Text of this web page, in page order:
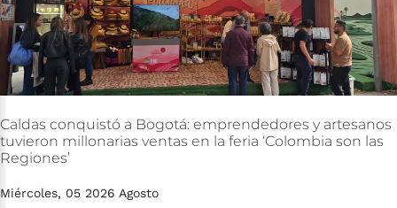
Caldas conquistó a Bogotá: emprendedores y artesanos
tuvieron millonarias ventas en la feria ‘Colombia son las
Regiones’
Miércoles, 05 2026 Agosto